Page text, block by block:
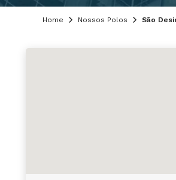
Home Nossos Polos São